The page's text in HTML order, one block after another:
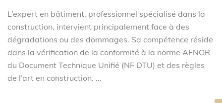
L’expert en bâtiment, professionnel spécialisé dans la
construction, intervient principalement face à des
dégradations ou des dommages. Sa compétence réside
dans la vérification de la conformité à la norme AFNOR
du Document Technique Unifié (NF DTU) et des règles
de l’art en construction. ...